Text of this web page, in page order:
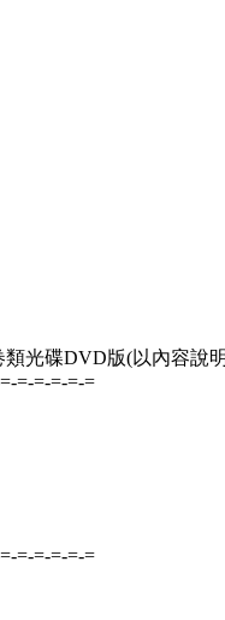
類光碟DVD版(以內容說
=-=-=-=-=
=-=-=-=-=